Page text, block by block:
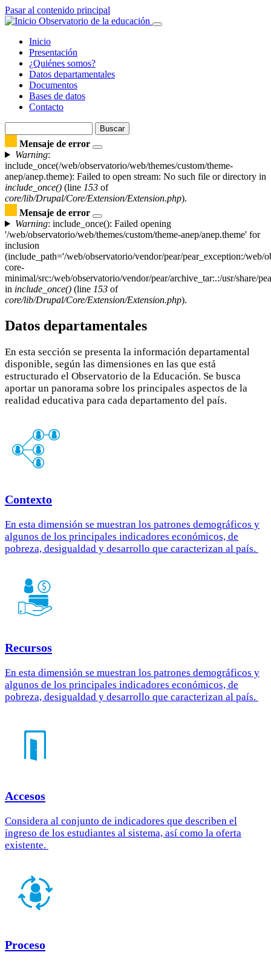
Pasar al contenido principal
Observatorio de la educación
Navegación
principal
Inicio
Presentación
¿Quiénes somos?
Datos departamentales
Documentos
Bases de datos
Contacto
Buscar
Mensaje de error
Warning:
include_once(/web/observatorio/web/themes/custom/theme-
anep/anep.theme): Failed to open stream: No such file or directory in
include_once() (line 153 of
core/lib/Drupal/Core/Extension/Extension.php).
Mensaje de error
Warning: include_once(): Failed opening
'/web/observatorio/web/themes/custom/theme-anep/anep.theme' for
inclusion
(include_path='/web/observatorio/vendor/pear/pear_exception:/web/
core-
minimal/src:/web/observatorio/vendor/pear/archive_tar:.:/usr/share/
in include_once() (line 153 of
core/lib/Drupal/Core/Extension/Extension.php).
Datos departamentales
En esta sección se presenta la información departamental
disponible, según las dimensiones en las que está
estructurado el Observatorio de la Educación. Se busca
aportar un panorama sobre los principales aspectos de la
realidad educativa para cada departamento del país.
Contexto
En esta dimensión se muestran los patrones demográficos y
algunos de los principales indicadores económicos, de
pobreza, desigualdad y desarrollo que caracterizan al país.
Recursos
En esta dimensión se muestran los patrones demográficos y
algunos de los principales indicadores económicos, de
pobreza, desigualdad y desarrollo que caracterizan al país.
Accesos
Considera al conjunto de indicadores que describen el
ingreso de los estudiantes al sistema, así como la oferta
existente.
Proceso